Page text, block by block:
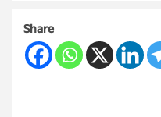
Share